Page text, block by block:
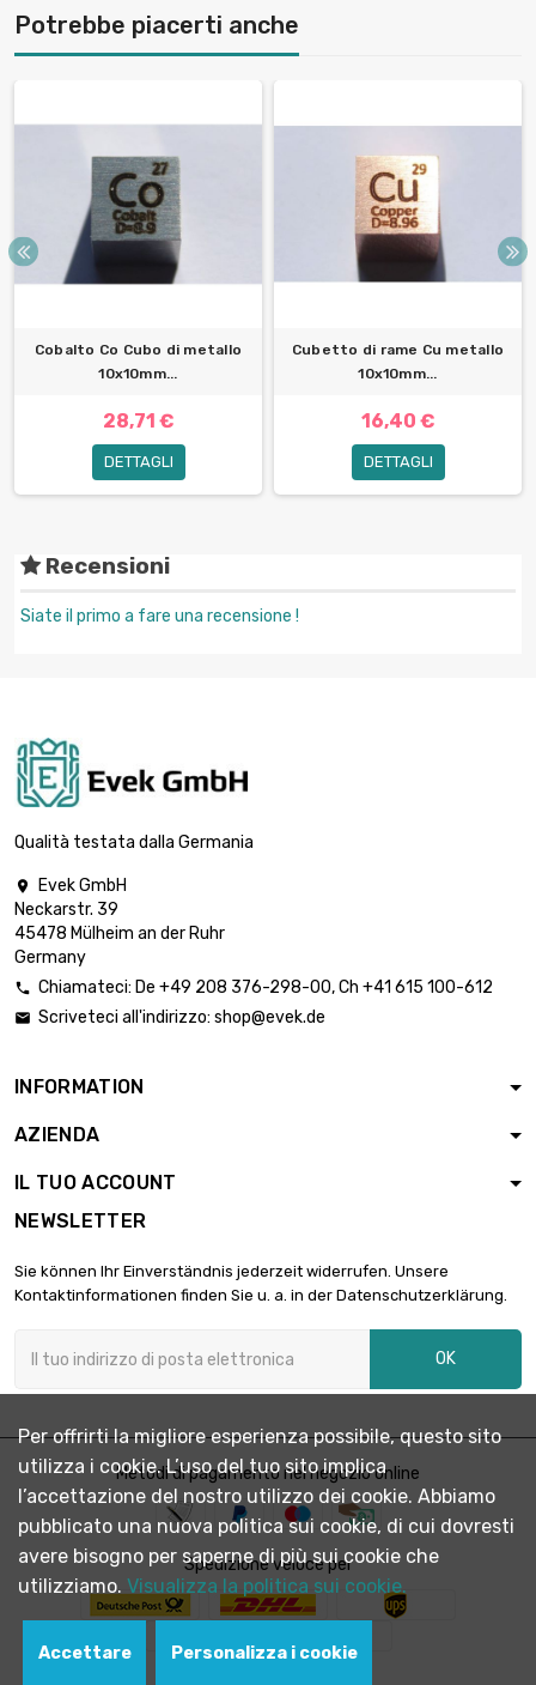
Potrebbe piacerti anche
Cobalto Co Cubo di metallo
10x10mm...
28,71 €
DETTAGLI
Cubetto di rame Cu metallo
10x10mm...
16,40 €
DETTAGLI
Recensioni
Siate il primo a fare una recensione !
Qualità testata dalla Germania

Evek GmbH
Neckarstr. 39
45478 Mülheim an der Ruhr
Germany
 Chiamateci: De +49 208 376-298-00, Ch +41 615 100-612
 Scriveteci all'indirizzo: shop@evek.de
INFORMATION
AZIENDA
IL TUO ACCOUNT
NEWSLETTER
Sie können Ihr Einverständnis jederzeit widerrufen. Unsere
Kontaktinformationen finden Sie u. a. in der Datenschutzerklärung.
OK
Metodi di pagamento nel negozio online
Spedizione veloce per
Per offrirti la migliore esperienza possibile, questo sito
utilizza i cookie. L’uso del tuo sito implica
l’accettazione del nostro utilizzo dei cookie. Abbiamo
pubblicato una nuova politica sui cookie, di cui dovresti
avere bisogno per saperne di più sui cookie che
utilizziamo. Visualizza la politica sui cookie.
Accettare Personalizza i cookie